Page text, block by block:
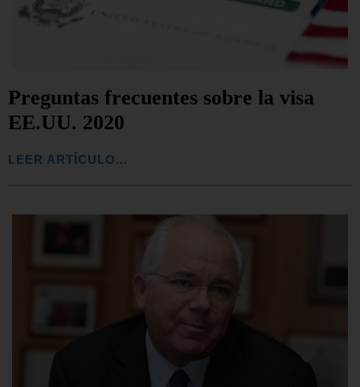
Preguntas frecuentes sobre la visa
EE.UU. 2020
LEER ARTÍCULO...